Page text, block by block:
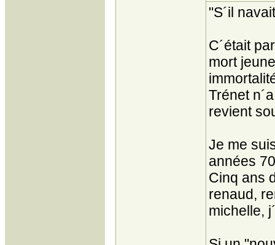
"S´il
C´était
mort
Trénet
revient
Je me
années
Cinq ans
renaud,
michelle,